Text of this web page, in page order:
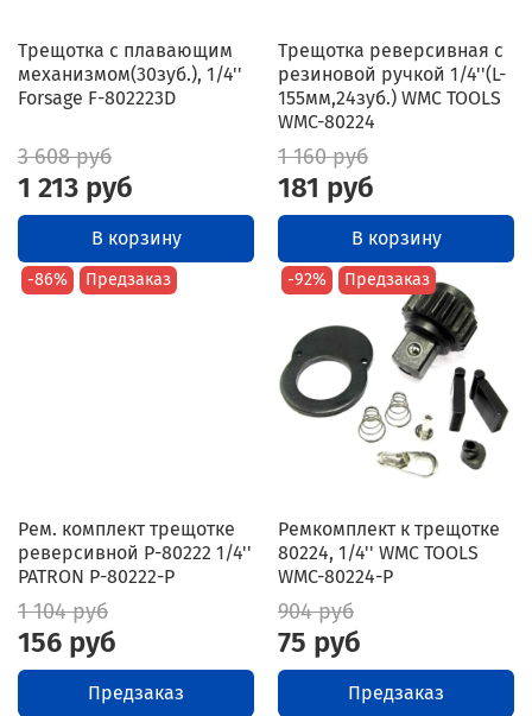
Трещотка с плавающим
механизмом(30зуб.), 1/4''
Forsage F-802223D
3 608 руб
1 213 руб
В корзину
Трещотка реверсивная с
резиновой ручкой 1/4''(L-
155мм,24зуб.) WMC TOOLS
WMC-80224
1 160 руб
181 руб
В корзину
-86% Предзаказ
Рем. комплект трещотке
реверсивной P-80222 1/4''
PATRON P-80222-P
1 104 руб
156 руб
Предзаказ
-92% Предзаказ
Ремкомплект к трещотке
80224, 1/4'' WMC TOOLS
WMC-80224-P
904 руб
75 руб
Предзаказ